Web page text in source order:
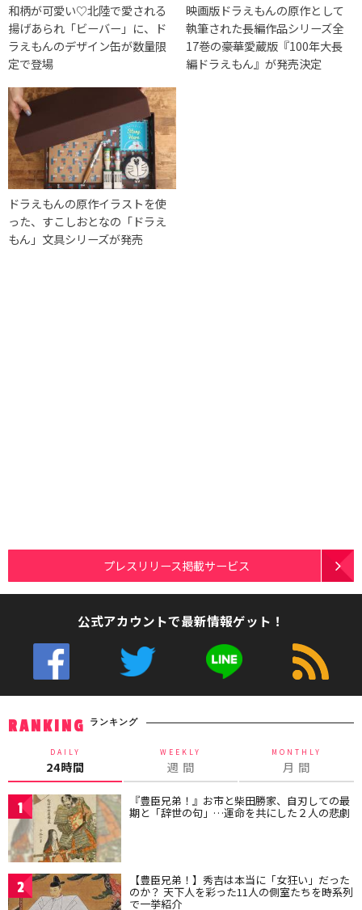
和柄が可愛い♡北陸で愛される
揚げあられ「ビーバー」に、ド
ラえもんのデザイン缶が数量限
定で登場
映画版ドラえもんの原作として
執筆された長編作品シリーズ全
17巻の豪華愛蔵版『100年大長
編ドラえもん』が発売決定
ドラえもんの原作イラストを使
った、すこしおとなの「ドラえ
もん」文具シリーズが発売
プレスリリース掲載サービス
公式アカウントで最新情報ゲット！
RANKING ランキング
DAILY
24時間
WEEKLY
週 間
MONTHLY
月 間
1 『豊臣兄弟！』お市と柴田勝家、自刃しての最
期と「辞世の句」…運命を共にした２人の悲劇
2 【豊臣兄弟！】秀吉は本当に「女狂い」だった
のか？ 天下人を彩った11人の側室たちを時系列
で一挙紹介